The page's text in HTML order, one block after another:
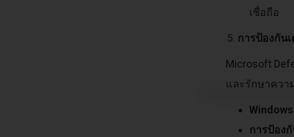
เชื่อถือ
การป้องกัน
Microsoft
และรักษาควา
การป้อง